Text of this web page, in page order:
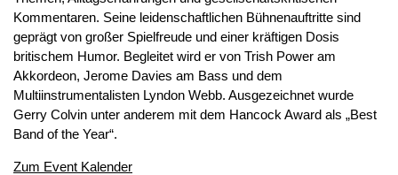
Kommentaren. Seine leidenschaftlichen Bühnenauftritte sind
geprägt von großer Spielfreude und einer kräftigen Dosis
britischem Humor. Begleitet wird er von Trish Power am
Akkordeon, Jerome Davies am Bass und dem
Multiinstrumentalisten Lyndon Webb. Ausgezeichnet wurde
Gerry Colvin unter anderem mit dem Hancock Award als „Best
Band of the Year“.
Zum Event Kalender